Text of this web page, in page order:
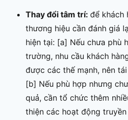
Thay đổi tâm trí: để khách
thương hiệu cần đánh giá
hiện tại: [a] Nếu chưa phù
trường, nhu cầu khách
được các thế mạnh, nên
[b] Nếu phù hợp nhưng
quả, cần tổ chức thêm
thiện các hoạt động